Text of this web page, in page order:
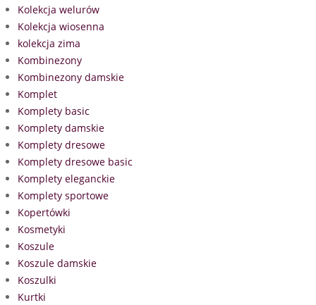
Kolekcja welurów
Kolekcja wiosenna
kolekcja zima
Kombinezony
Kombinezony damskie
Komplet
Komplety basic
Komplety damskie
Komplety dresowe
Komplety dresowe basic
Komplety eleganckie
Komplety sportowe
Kopertówki
Kosmetyki
Koszule
Koszule damskie
Koszulki
Kurtki